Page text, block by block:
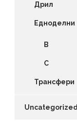
Дрил
Едноделни
B
C
Трансфери
Uncategorized